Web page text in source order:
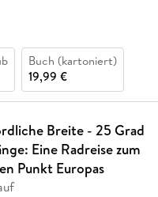
Buch (kartoniert)
19,99 €
Breite - 25 Grad
Eine Radreise zum
Punkt Europas